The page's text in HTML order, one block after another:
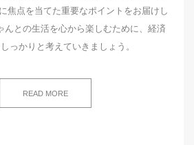
焦点を当てた重要なポイントをお届けし
んとの生活を心から楽しむために、経済
っかりと考えていきましょう。
READ MORE